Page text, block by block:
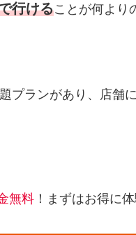
行けることが何より
プランがあり、店舗
無料 ！まずはお得に